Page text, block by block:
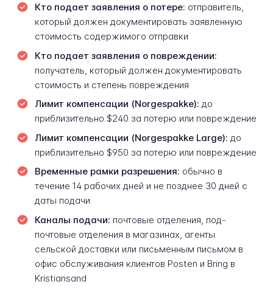
Кто подает заявления о потере: отправитель,
который должен документировать заявленную
стоимость содержимого отправки
Кто подает заявления о повреждении:
получатель, который должен документировать
стоимость и степень повреждения
Лимит компенсации (Norgespakke): до
приблизительно $240 за потерю или повреждение
Лимит компенсации (Norgespakke Large): до
приблизительно $950 за потерю или повреждение
Временные рамки разрешения: обычно в
течение 14 рабочих дней и не позднее 30 дней с
даты подачи
Каналы подачи: почтовые отделения, под-
почтовые отделения в магазинах, агенты
сельской доставки или письменным письмом в
офис обслуживания клиентов Posten и Bring в
Kristiansand